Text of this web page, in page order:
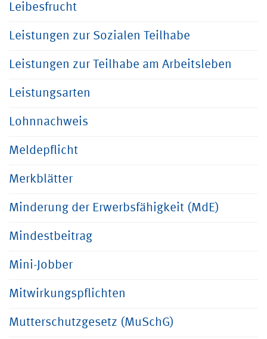
Leibesfrucht
Leistungen zur Sozialen Teilhabe
Leistungen zur Teilhabe am Arbeitsleben
Leistungsarten
Lohnnachweis
Meldepflicht
Merkblätter
Minderung der Erwerbsfähigkeit (MdE)
Mindestbeitrag
Mini-Jobber
Mitwirkungspflichten
Mutterschutzgesetz (MuSchG)